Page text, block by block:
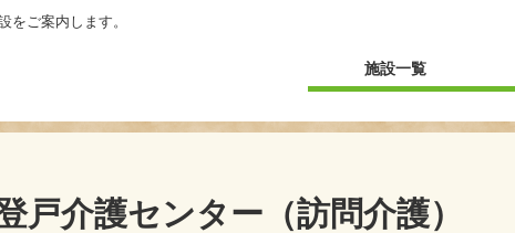
をご案内します。
施設一覧
戸介護センター（訪問介護）